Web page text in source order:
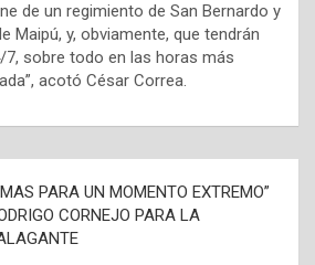
de un regimiento de San Bernardo y
Maipú, y, obviamente, que tendrán
sobre todo en las horas más
acotó César Correa.
PARA UN MOMENTO EXTREMO”
CORNEJO PARA LA